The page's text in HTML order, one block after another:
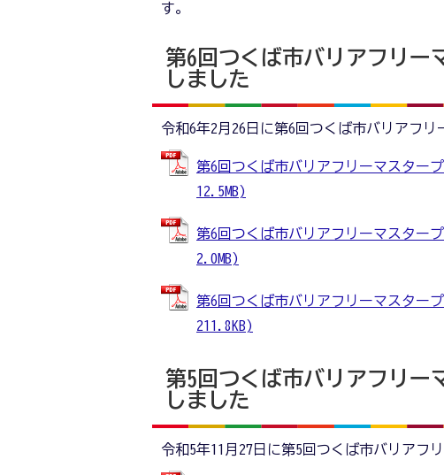
す。
第6回つくば市バリアフリー
しました
令和6年2月26日に第6回つくば市バリアフ
第6回つくば市バリアフリーマスター
12.5MB)
第6回つくば市バリアフリーマスター
2.0MB)
第6回つくば市バリアフリーマスター
211.8KB)
第5回つくば市バリアフリー
しました
令和5年11月27日に第5回つくば市バリアフ